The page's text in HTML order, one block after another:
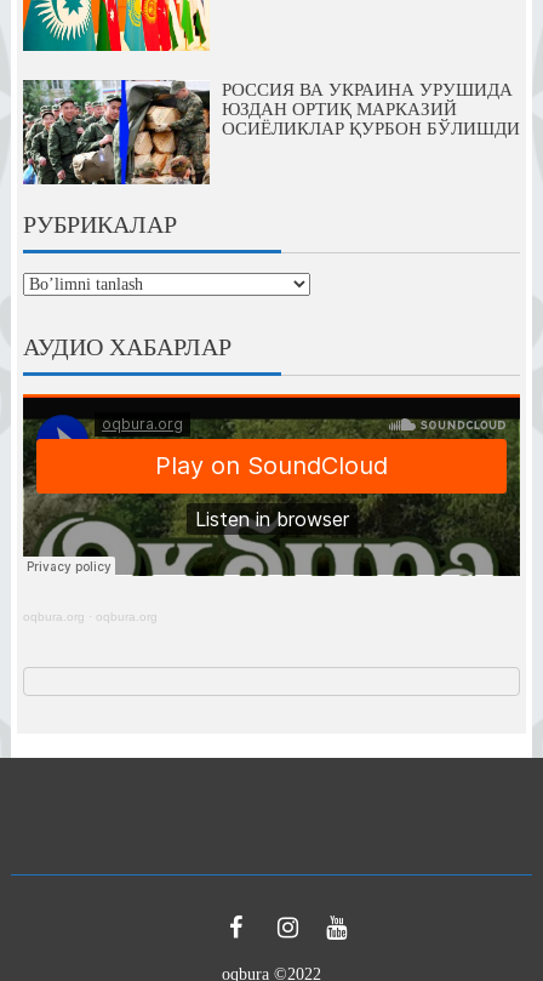
РОССИЯ ВА УКРАИНА УРУШИДА
ЮЗДАН ОРТИҚ МАРКАЗИЙ
ОСИЁЛИКЛАР ҚУРБОН БЎЛИШДИ
РУБРИКАЛАР
рубрикалар
АУДИО ХАБАРЛАР
oqbura.org · oqbura.org
oqbura ©2022